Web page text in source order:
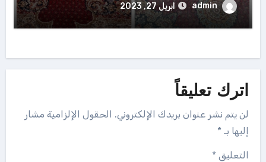
admin أبريل 27, 2023
اترك تعليقاً
لن يتم نشر عنوان بريدك الإلكتروني.
الحقول الإلزامية مشار
إليها بـ *
التعليق *